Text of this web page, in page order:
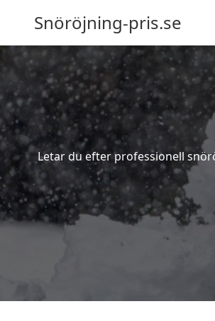
Snöröjning-pris.se
Letar du efter professionell